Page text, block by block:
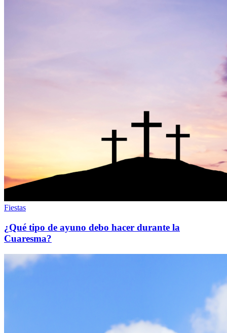
Fiestas
¿Qué tipo de ayuno debo hacer durante la
Cuaresma?